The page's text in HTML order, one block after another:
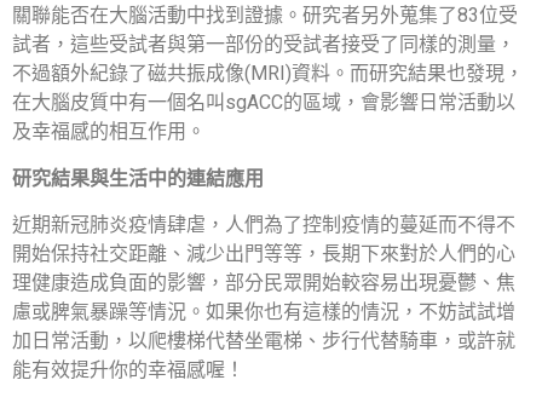
關聯能否在大腦活動中找到證據。研究者另外蒐集了83位受
試者，這些受試者與第一部份的受試者接受了同樣的測量，
不過額外紀錄了磁共振成像(MRI)資料。而研究結果也發現，
在大腦皮質中有一個名叫sgACC的區域，會影響日常活動以
及幸福感的相互作用。
研究結果與生活中的連結應用
近期新冠肺炎疫情肆虐，人們為了控制疫情的蔓延而不得不
開始保持社交距離、減少出門等等，長期下來對於人們的心
理健康造成負面的影響，部分民眾開始較容易出現憂鬱、焦
慮或脾氣暴躁等情況。如果你也有這樣的情況，不妨試試增
加日常活動，以爬樓梯代替坐電梯、步行代替騎車，或許就
能有效提升你的幸福感喔！